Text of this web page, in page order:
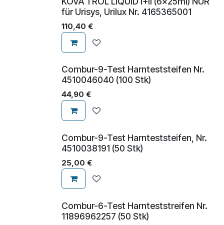
für Urisys, Urilux Nr. 4165365001
110,40 €
Combur-9-Test Harnteststeifen Nr.
4510046040 (100 Stk)
44,90 €
Combur-9-Test Harnteststeifen, Nr.
4510038191 (50 Stk)
25,00 €
Combur-6-Test Harnteststreifen Nr.
11896962257 (50 Stk)